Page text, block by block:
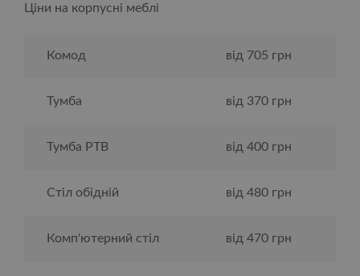
Ціни на корпусні меблі
Комод від 705 грн
Тумба від 370 грн
Тумба РТВ від 400 грн
Стіл обідній від 480 грн
Комп'ютерний стіл від 470 грн